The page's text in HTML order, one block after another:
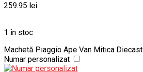
259.95 lei
1 în stoc
Machetă Piaggio Ape Van Mitica Diecast
Numar personalizat